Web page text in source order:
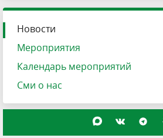
Новости
Мероприятия
Календарь мероприятий
Сми о нас